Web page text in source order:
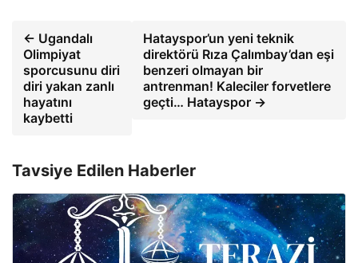
← Ugandalı
Olimpiyat
sporcusunu diri
diri yakan zanlı
hayatını
kaybetti
Hatayspor’un yeni teknik
direktörü Rıza Çalımbay’dan eşi
benzeri olmayan bir
antrenman! Kaleciler forvetlere
geçti… Hatayspor →
Tavsiye Edilen Haberler